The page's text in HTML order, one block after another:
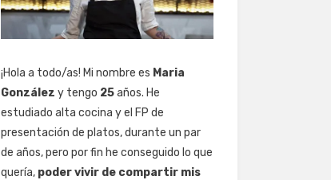
¡Hola a todo/as! Mi nombre es Maria
González y tengo 25años. He
estudiado alta cocina y el FP de
presentación de platos, durante un par
de años, pero por fin he conseguido lo que
quería, poder vivir de compartir mis